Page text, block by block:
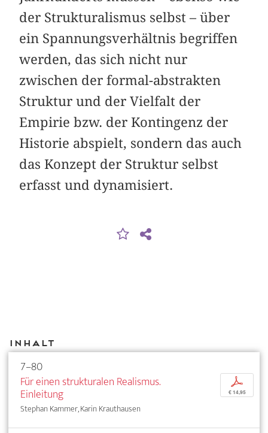
der Strukturalismus selbst – über
ein Spannungsverhältnis begriffen
werden, das sich nicht nur
zwischen der formal-abstrakten
Struktur und der Vielfalt der
Empirie bzw. der Kontingenz der
Historie abspielt, sondern das auch
das Konzept der Struktur selbst
erfasst und dynamisiert.
Inhalt
7–80
Für einen strukturalen Realismus.
Einleitung
Stephan Kammer, Karin Krauthausen
p
€ 14,95